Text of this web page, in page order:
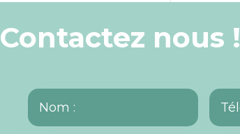
Contactez nous !